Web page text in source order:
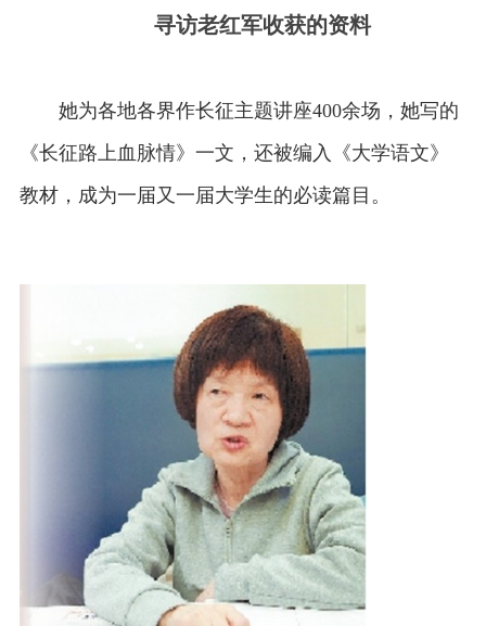
寻访老红军收获的资料
她为各地各界作长征主题讲座400余场，她写的
《长征路上血脉情》一文，还被编入《大学语文》
教材，成为一届又一届大学生的必读篇目。